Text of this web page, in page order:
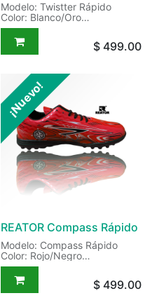
Modelo: Twistter Rápido
Color: Blanco/Oro
Código: S/C
Sneakers para Fútbol Rápido
$ 499.00
¡Nuevo!
REATOR Compass Rápido
Modelo: Compass Rápido
Color: Rojo/Negro
Código: S/C
Sneakers para Fútbol Rápido
$ 499.00